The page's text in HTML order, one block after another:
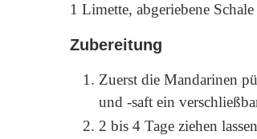
1 Limette, abgeriebene
Zubereitung
Zuerst die Mandarinen
und -saft ein
2 bis 4 Tage ziehen